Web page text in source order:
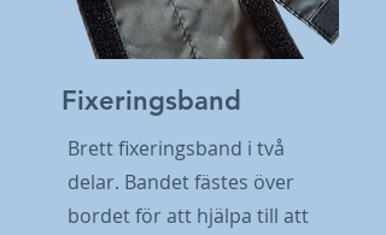
Fixeringsband
Brett fixeringsband i två
delar. Bandet fästes över
bordet för att hjälpa till att